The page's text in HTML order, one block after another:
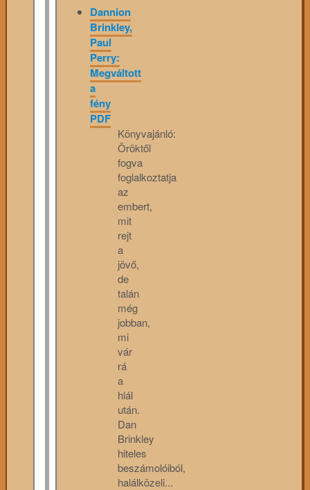
Dannion
Brinkley,
Paul
Perry:
Megváltott
a
fény
PDF
Könyvajánló:
Öröktől
fogva
foglalkoztatja
az
embert,
mit
rejt
a
jövő,
de
talán
még
jobban,
mi
vár
rá
a
hlál
után.
Dan
Brinkley
hiteles
beszámolóiból,
halálközeli...